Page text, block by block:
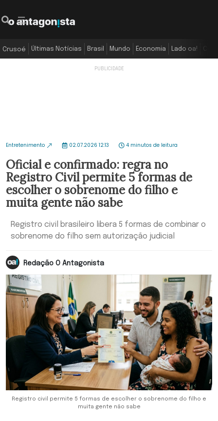
Crusoé Últimas Notícias Brasil Mundo Economia Lado oa!
Entretenimento 02.07.2026 12:13 4 minutos de leitura
Oficial e confirmado: regra no
Registro Civil permite 5 formas de
escolher o sobrenome do filho e
muita gente não sabe
Registro civil brasileiro libera 5 formas de combinar o
sobrenome do filho sem autorização judicial
Redação O Antagonista
Registro civil permite 5 formas de escolher o sobrenome do filho e
muita gente não sabe